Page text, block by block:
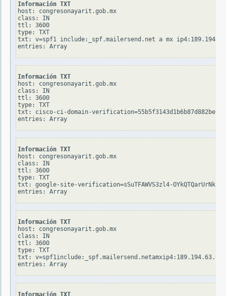
Información TXT
host: congresonayarit.gob.mx
class: IN
ttl: 3600
type: TXT
txt: v=spf1 include:_spf.mailersend.net a mx
Información TXT
host: congresonayarit.gob.mx
class: IN
ttl: 3600
type: TXT
txt: cisco-ci-domain-
Información TXT
host: congresonayarit.gob.mx
class: IN
ttl: 3600
type: TXT
txt: google-site-verification=sSuTFAWVS3zl4-
Información TXT
host: congresonayarit.gob.mx
class: IN
ttl: 3600
type: TXT
txt: